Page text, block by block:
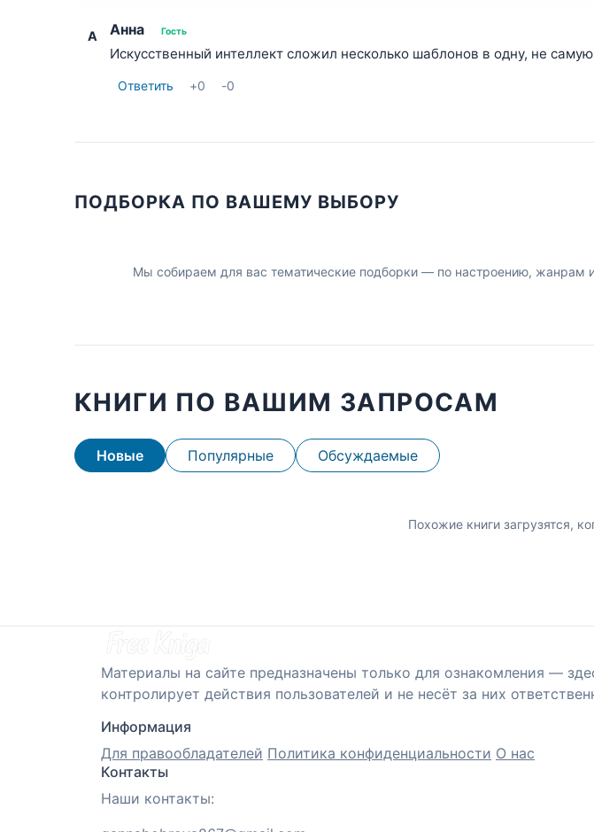
А Анна Гость
Искусственный интеллект сложил несколько шаблонов в одну, не
Ответить +0 -0
ПОДБОРКА ПО ВАШЕМУ ВЫБОРУ
Мы собираем для вас тематические подборки — по настроению, жанрам
КНИГИ ПО ВАШИМ ЗАПРОСАМ
Новые Популярные Обсуждаемые
Похожие книги загрузятся,
Материалы на сайте предназначены только для ознакомления —
контролирует действия пользователей и не несёт за них
Информация
Для правообладателей Политика конфиденциальности О нас
Контакты
Наши контакты: